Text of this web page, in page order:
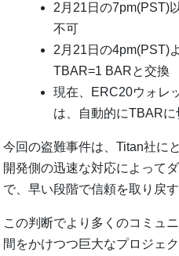
2月21日の7pm(PST)
不可
2月21日の4pm(PST)
TBAR=1 BARと交換
現在、ERC20ウォレ
は、自動的にTBARに
今回の盗難事件は、Titan社に
開発側の迅速な対応によって
で、早い段階で信頼を取り戻
この判断でより多くのコミュ
間をかけつつ巨大なプロジェ